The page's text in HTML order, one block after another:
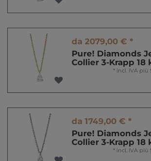
da 2079,00 € *
Pure! Diamonds
Collier 3-Krapp 18
* incl. IVA più
da 1749,00 € *
Pure! Diamonds
Collier 3-Krapp 18
* incl. IVA più